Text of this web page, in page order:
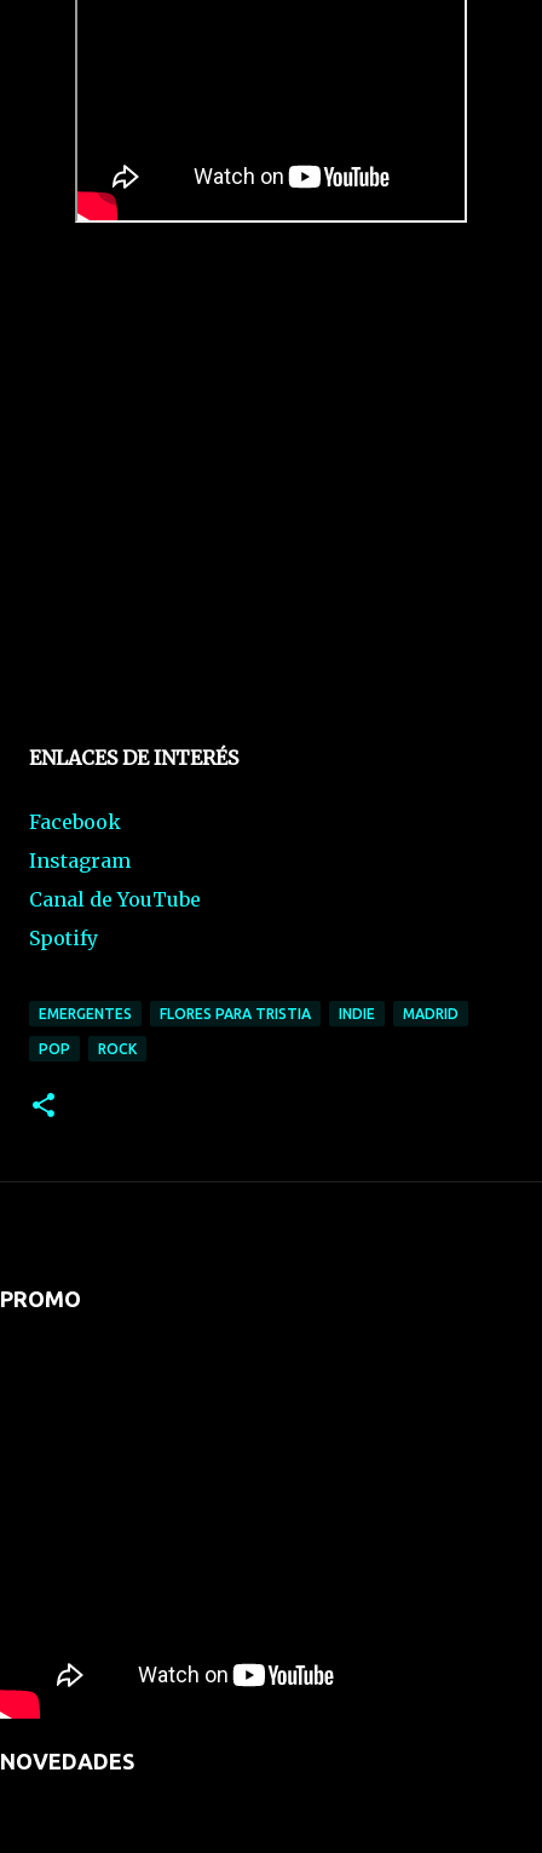
ENLACES DE INTERÉS
Facebook
Instagram
Canal de YouTube
Spotify
EMERGENTES FLORES PARA TRISTIA INDIE MADRID
POP ROCK
PROMO
NOVEDADES